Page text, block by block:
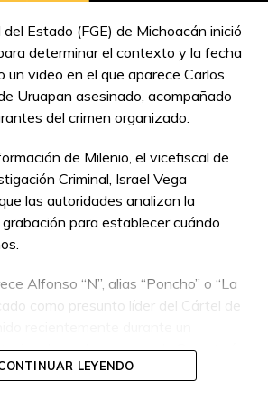
del Estado (FGE) de Michoacán inició
determinar el contexto y la fecha
un video en el que aparece Carlos
Uruapan asesinado, acompañado
del crimen organizado.
de Milenio, el vicefiscal de
Criminal, Israel Vega
las autoridades analizan la
para establecer cuándo
Alfonso “N”, alias “Poncho” o “La
como presunto líder del Cártel de
encabezado por la Secretaría
LEYENDO